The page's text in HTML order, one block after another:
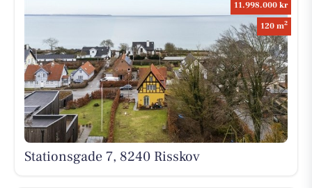
11.998.000 kr
120 m2
Stationsgade 7, 8240 Risskov